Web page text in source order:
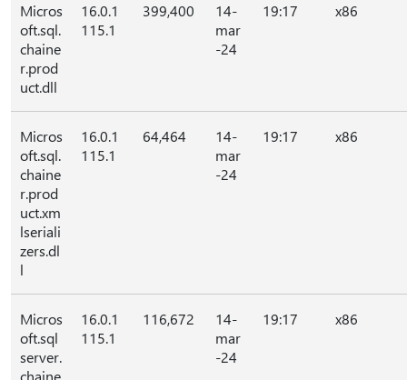
Micros
oft.sql.
chaine
r.prod
uct.dll
16.0.1
115.1
399,400
14-
mar
-24
19:17 x86
Micros
oft.sql.
chaine
r.prod
uct.xm
lseriali
zers.dl
l
16.0.1
115.1
64,464
14-
mar
-24
19:17 x86
Micros
oft.sql
server.
chaine
16.0.1
115.1
116,672
14-
mar
-24
19:17 x86